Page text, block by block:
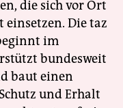
die sich vor Ort
Die taz
im
bundesweit
baut einen
und Erhalt